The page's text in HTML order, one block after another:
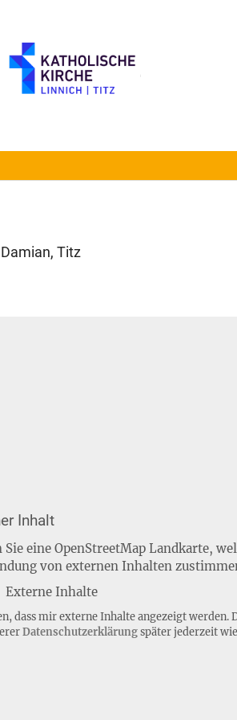
Titz
Inhalt
Sie eine OpenStreetMap Landkarte,
von externen Inhalten
Externe Inhalte
dass mir externe Inhalte angezeigt
Datenschutzerklärungspäter jederzeit